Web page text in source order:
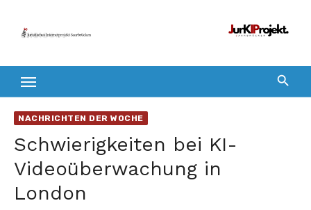
Inhalt
NACHRICHTEN DER WOCHE
Schwierigkeiten bei KI-
Videoüberwachung in
London